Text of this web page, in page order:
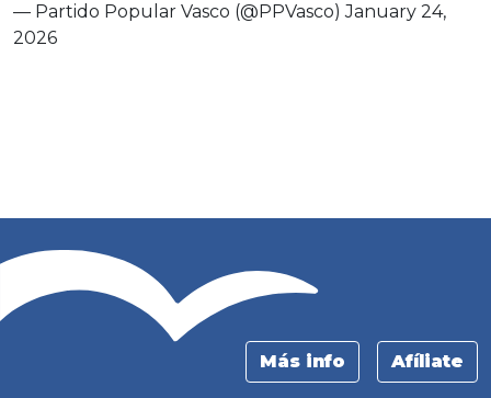
— Partido Popular Vasco (@PPVasco)January 24,
2026
Más info Afíliate